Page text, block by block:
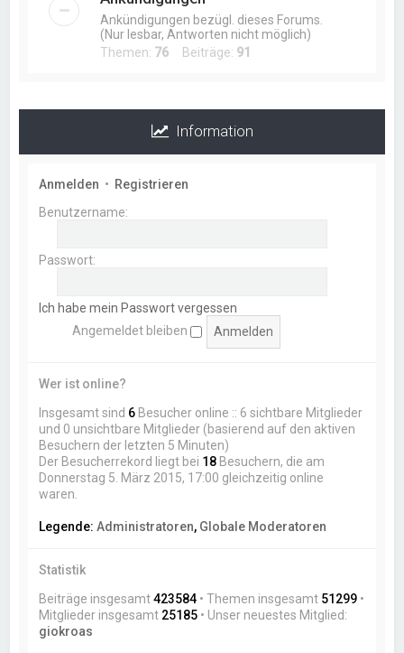
Ankündigungen bezügl. dieses Forums.
(Nur lesbar, Antworten nicht möglich)
Themen: 76 Beiträge: 91
Information
Anmelden • Registrieren
Benutzername:
Passwort:
Ich habe mein Passwort vergessen
Angemeldet bleiben
Wer ist online?
Insgesamt sind 6 Besucher online :: 6 sichtbare Mitglieder
und 0 unsichtbare Mitglieder (basierend auf den aktiven
Besuchern der letzten 5 Minuten)
Der Besucherrekord liegt bei 18 Besuchern, die am
Donnerstag 5. März 2015, 17:00 gleichzeitig online
waren.
Legende:Administratoren, Globale Moderatoren
Statistik
Beiträge insgesamt423584 • Themen insgesamt 51299 •
Mitglieder insgesamt 25185 • Unser neuestes Mitglied:
giokroas